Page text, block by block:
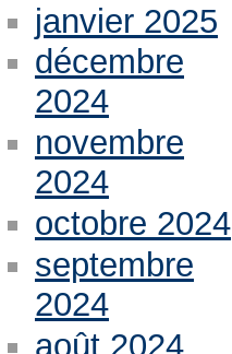
janvier 2025
décembre
2024
novembre
2024
octobre 2024
septembre
2024
août 2024